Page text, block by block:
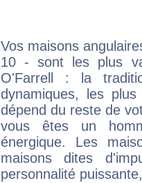
Vos maisons
10 - sont les plus
O'Farrell : la
dynamiques, les
dépend du reste de
vous êtes un
énergique. Les
maisons dites
personnalité